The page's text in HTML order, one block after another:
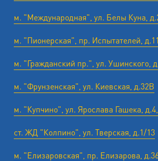
м. "Международная", ул. Белы Куна,
м. "Пионерская", пр. Испытателей,
м. "Гражданский пр.", ул. Ушинского,
м. "Фрунзенская", ул. Киевская, д.32В
м. "Купчино", ул. Ярослава Гашека,
ст. ЖД "Колпино", ул. Тверская, д.1/13
м. "Елизаровская", пр. Елизарова,